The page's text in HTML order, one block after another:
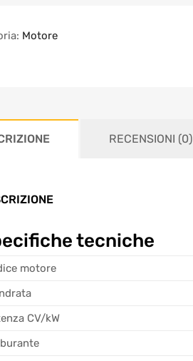
Motore
RECENSIONI (0)
tecniche
motore
CV/kW